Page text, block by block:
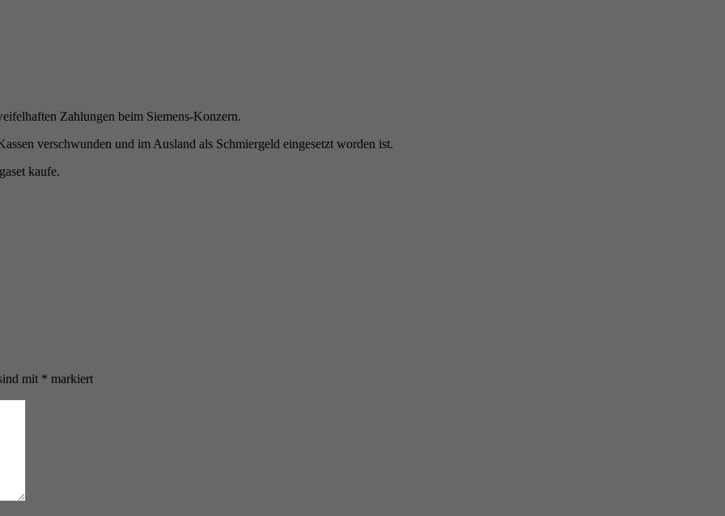
Zahlungen beim Siemens-Konzern.
verschwunden und im Ausland als Schmiergeld eingesetzt worden ist.
kaufe.
mit * markiert